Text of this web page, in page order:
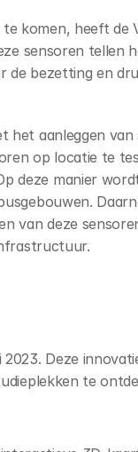
komen, heeft de
sensoren tellen
de bezetting en
het aanleggen
op locatie te
deze manier
van deze
2023. Deze
te